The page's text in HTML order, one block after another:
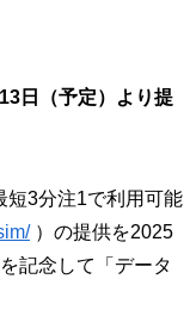
日（予定）より提
短3分注1で利用可能
）の提供を2025
記念して「データ